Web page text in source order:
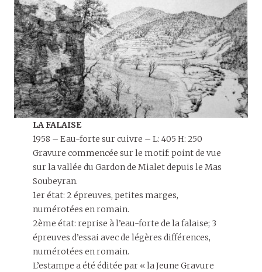
LA FALAISE
1958 – Eau-forte sur cuivre – L: 405 H: 250
Gravure commencée sur le motif: point de vue
sur la vallée du Gardon de Mialet depuis le Mas
Soubeyran.
1er état: 2 épreuves, petites marges,
numérotées en romain.
2ème état: reprise à l’eau-forte de la falaise; 3
épreuves d’essai avec de légères différences,
numérotées en romain.
L’estampe a été éditée par « la Jeune Gravure